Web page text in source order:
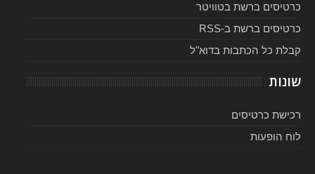
כרטיסים ברשת בטוויטר
כרטיסים ברשת ב-RSS
קבלת כל הכתבות בדוא"ל
שונות
רכישת כרטיסים
לוח הופעות